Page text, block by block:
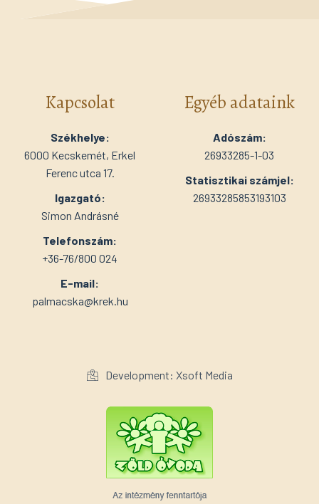
Kapcsolat
Székhelye:
6000 Kecskemét, Erkel
Ferenc utca 17.
Igazgató:
Simon Andrásné
Telefonszám:
+36-76/800 024
E-mail:
palmacska@krek.hu
Egyéb adataink
Adószám:
26933285-1-03
Statisztikai számjel:
26933285853193103
Development: Xsoft Media